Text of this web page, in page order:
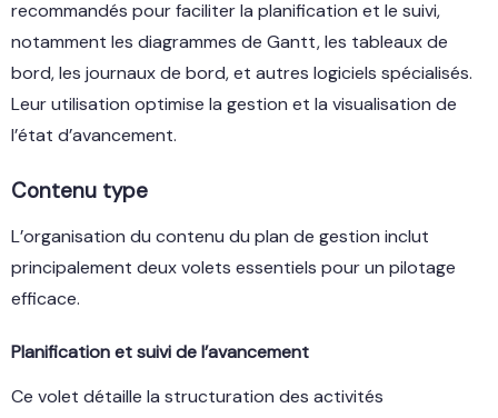
recommandés pour faciliter la planification et le suivi,
notamment les diagrammes de Gantt, les tableaux de
bord, les journaux de bord, et autres logiciels spécialisés.
Leur utilisation optimise la gestion et la visualisation de
l’état d’avancement.
Contenu type
L’organisation du contenu du plan de gestion inclut
principalement deux volets essentiels pour un pilotage
efficace.
Planification et suivi de l’avancement
Ce volet détaille la structuration des activités